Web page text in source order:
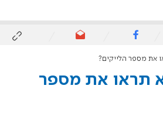
את מספר הלייקים?
תראו את מספר